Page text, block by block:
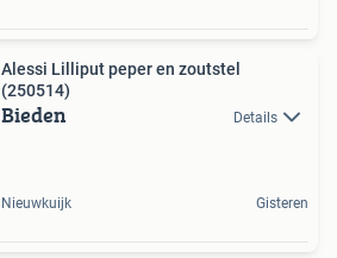
Alessi Lilliput peper en zoutstel
(250514)
Bieden Details
Nieuwkuijk Gisteren